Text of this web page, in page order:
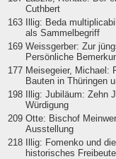
Cuthbert
163
Illig: Beda
als Sammelbegriff
169 Weissgerber: Zur
Persönliche
177 Meisegeier, Michael:
Bauten in Thüringen
198
Illig: Jubiläum: Zehn
Würdigung
209 Otte: Bischof
Ausstellung
218
Illig: Fomenko und
historisches